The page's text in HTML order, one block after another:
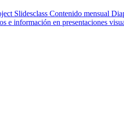
Slidesclass Contenido mensual
e información en presentaciones